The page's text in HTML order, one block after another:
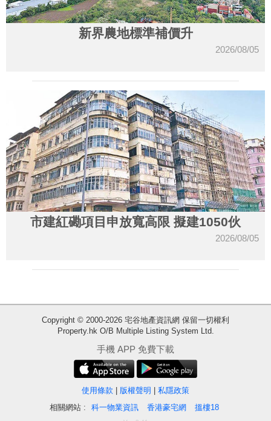
新界農地標準補價升
2026/08/05
市建紅磡項目申放寬高限 擬建1050伙
2026/08/05
Copyright © 2000-2026 宅谷地產資訊網 保留一切權利
Property.hk O/B Multiple Listing System Ltd.
手機 APP 免費下載
使用條款 版權聲明
私隱政策
相關網站 :
科一物業資訊 香港豪宅網 搵樓18